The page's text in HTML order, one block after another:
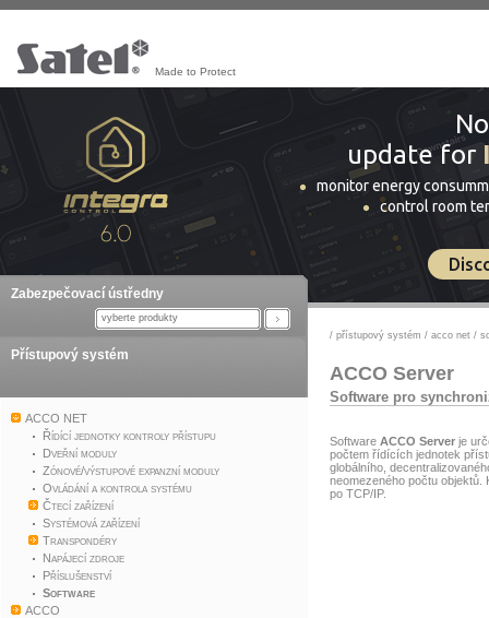
Made to Protect
update for
monitor energy
control room
Zabezpečovací ústředny
vyberte produkty
Přístupový systém
ACCO NET
Řídící jednotky kontroly přístupu
Dveřní moduly
Zónové/výstupové expanzní moduly
Ovládání a kontrola systému
Čtecí zařízení
Systémová zařízení
Transpondéry
Napájecí zdroje
Příslušenství
Software
ACCO
/ přístupový systém / acco net /
ACCO Server
Software pro
Software ACCO Server je
počtem řídících jednotek
globálního,
neomezeného počtu objektů.
po TCP/IP.